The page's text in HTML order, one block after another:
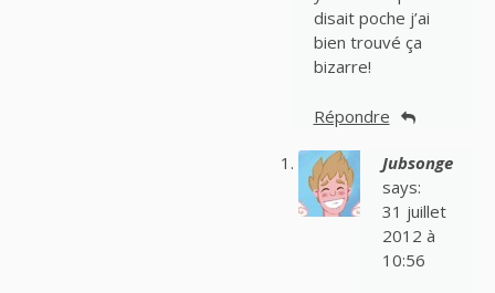
disait poche j’ai
bien trouvé ça
bizarre!
Répondre
Jubsonge
says:
31 juillet
2012 à
10:56